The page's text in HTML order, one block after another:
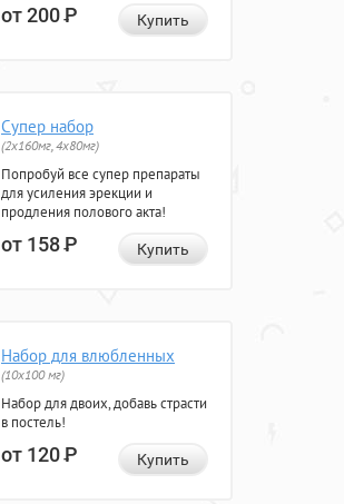
от 200Р Купить
Супер набор
(2х160мг, 4х80мг)
Попробуй все супер препараты
для усиления эрекции и
продления полового акта!
от 158Р Купить
Набор для влюбленных
(10х100 мг)
Набор для двоих, добавь страсти
в постель!
от 120Р Купить